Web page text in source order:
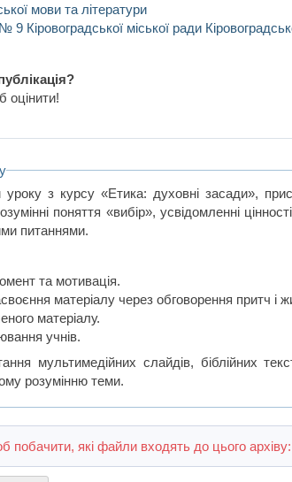
мови та літератури
9 Кіровоградської міської ради
оцінити!
з курсу «Етика: духовні засади»,
поняття «вибір», усвідомленні
питаннями.
та мотивація.
матеріалу через обговорення притч і
матеріалу.
учнів.
мультимедійних слайдів, біблійних
розумінню теми.
побачити, які файли входять до цього архіву: